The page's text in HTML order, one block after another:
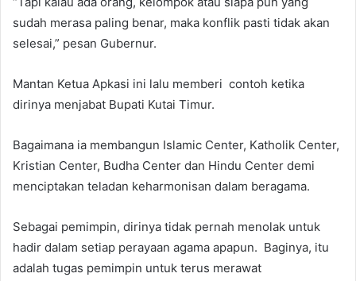
sudah merasa paling benar, maka konflik pasti tidak akan
selesai,” pesan Gubernur.
Mantan Ketua Apkasi ini lalu memberi contoh ketika
dirinya menjabat Bupati Kutai Timur.
Bagaimana ia membangun Islamic Center, Katholik Center,
Kristian Center, Budha Center dan Hindu Center demi
menciptakan teladan keharmonisan dalam beragama.
Sebagai pemimpin, dirinya tidak pernah menolak untuk
hadir dalam setiap perayaan agama apapun. Baginya, itu
adalah tugas pemimpin untuk terus merawat